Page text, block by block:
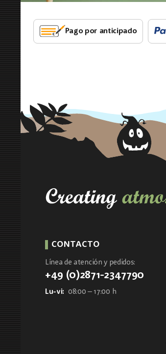
Pago por anticipado
CONTACTO
Línea de atención y pedidos:
+49 (0)2871-2347790
Lu-vi: 08:00 – 17:00 h